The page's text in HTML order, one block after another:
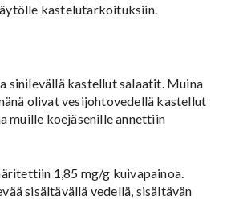
kastelutarkoituksiin.
sinilevällä kastellut salaatit. Muina
olivat vesijohtovedellä kastellut
muille koejäsenille annettiin
1,85 mg/g kuivapainoa.
sisältävällä vedellä, sisältävän